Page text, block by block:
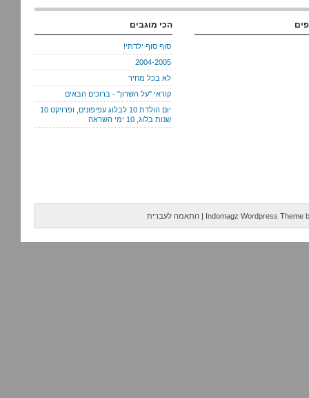
הכי מוגבים
סוף סוף ילדתי!
2004-2005
לא בכל מחיר
קוראי "על השרון" - ברוכים הבאים
יום הולדת 10 לבלוג עפיפונים, ופרויקט 10
שנות בלוג, 10 ימי השראה
Indomagz Wordpress Theme
| התאמה לעברית